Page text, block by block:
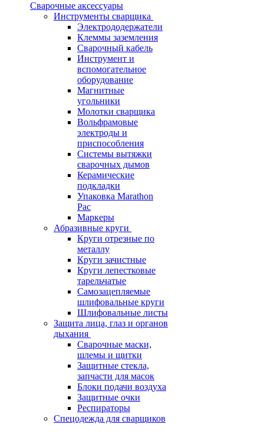
Сварочные аксессуары
Инструменты сварщика
Электрододержатели
Клеммы заземления
Сварочный кабель
Инструмент и
вспомогательное
оборудование
Магнитные
угольники
Молотки сварщика
Вольфрамовые
электроды и
приспособления
Системы вытяжки
сварочных дымов
Керамические
подкладки
Упаковка Marathon
Pac
Маркеры
Абразивные круги
Круги отрезные по
металлу
Круги зачистные
Круги лепестковые
тарельчатые
Самозацепляемые
шлифовальные круги
Шлифовальные листы
Защита лица, глаз и органов
дыхания
Сварочные маски,
шлемы и щитки
Защитные стекла,
запчасти для масок
Блоки подачи воздуха
Защитные очки
Респираторы
Спецодежда для сварщиков